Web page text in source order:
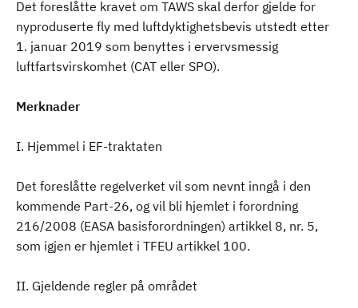
Det foreslåtte kravet om TAWS skal derfor gjelde for
nyproduserte fly med luftdyktighetsbevis utstedt etter
1. januar 2019 som benyttes i ervervsmessig
luftfartsvirskomhet (CAT eller SPO).
Merknader
I. Hjemmel i EF-traktaten
Det foreslåtte regelverket vil som nevnt inngå i den
kommende Part-26, og vil bli hjemlet i forordning
216/2008 (EASA basisforordningen) artikkel 8, nr. 5,
som igjen er hjemlet i TFEU artikkel 100.
II. Gjeldende regler på området